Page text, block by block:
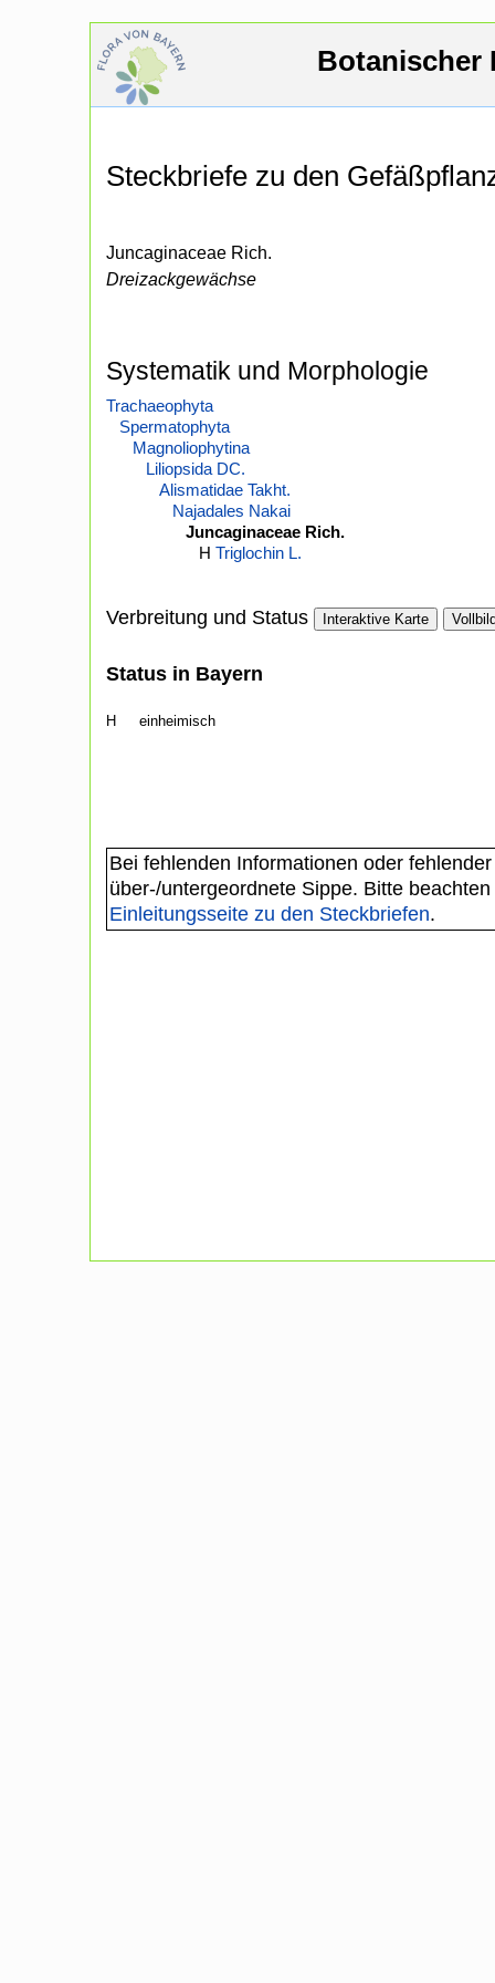
Botanischer
Steckbriefe zu den
Juncaginaceae Rich.
Dreizackgewächse
Systematik und Morphologie
Trachaeophyta
Spermatophyta
Magnoliophytina
Liliopsida DC.
Alismatidae Takht.
Najadales Nakai
Juncaginaceae Rich.
H Triglochin L.
Verbreitung und Status Interaktive Karte
Status in Bayern
H einheimisch
Bei fehlenden Informationen oder
über-/untergeordnete Sippe. Bitte
Einleitungsseite zu den Steckbriefen.